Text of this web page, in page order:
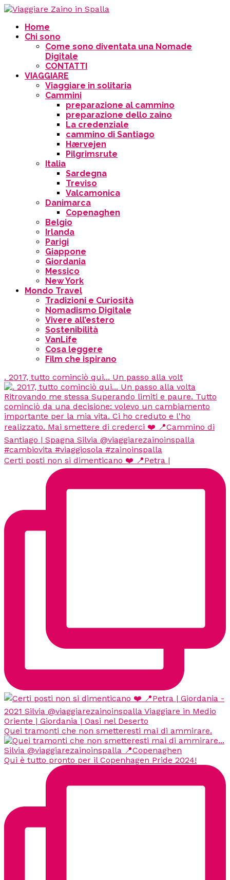
Home
Chi sono
Come sono diventata una Nomade
Digitale
CONTATTI
VIAGGIARE
Viaggiare in solitaria
Cammini
preparazione al cammino
preparazione dello zaino
La credenziale
cammino di Santiago
Hærvejen
Pilgrimsrute
Italia
Sardegna
Treviso
Valcamonica
Danimarca
Copenaghen
Belgio
Irlanda
Parigi
Giappone
Giordania
Messico
New York
Mondo Travel
Tradizioni e Curiosità
Nomadismo Digitale
Vivere all’estero
Sostenibilità
VanLife
Cosa leggere
Film che ispirano
. 2017, tutto cominciò qui... Un passo alla volt
Certi posti non si dimenticano ❤️ 📍Petra |
Quei tramonti che non smetteresti mai di ammirare.
Qui è tutto pronto per il Copenhagen Pride 2024!